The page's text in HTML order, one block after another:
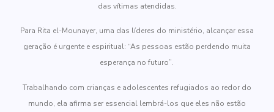
das vítimas atendidas.
Para Rita el-Mounayer, uma das líderes do ministério, alcançar essa
geração é urgente e espiritual: “As pessoas estão perdendo muita
esperança no futuro”.
Trabalhando com crianças e adolescentes refugiados ao redor do
mundo, ela afirma ser essencial lembrá-los que eles não estão